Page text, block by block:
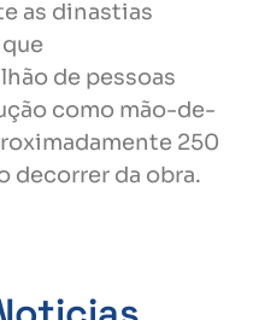
as dinastias
de pessoas
como mão-de-
250
decorrer da obra.